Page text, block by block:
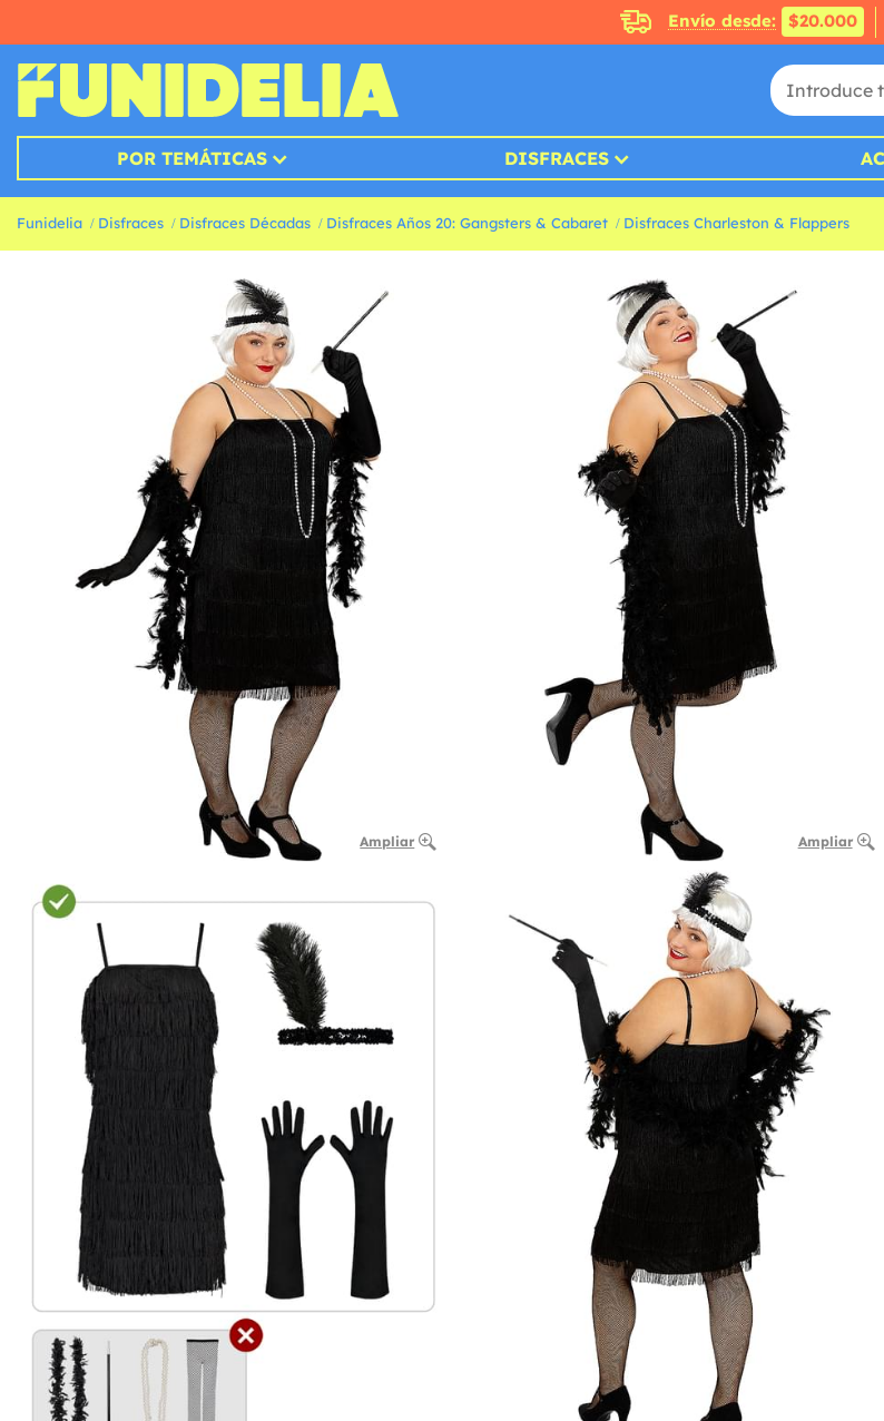
Envío desde: $20.000
POR TEMÁTICAS DISFRACES
Funidelia Disfraces Disfraces Décadas Disfraces Años 20: Gangsters & Cabaret Disfraces Charleston & Flappers
Ampliar Ampliar